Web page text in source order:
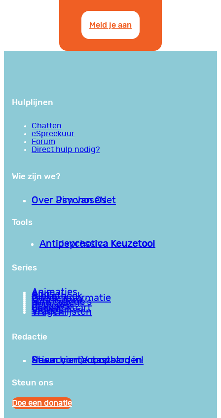
Meld je aan
Hulplijnen
Chatten
eSpreekuur
Forum
Direct hulp nodig?
Wie zijn we?
Over PsychoseNet
Over Jim van Os
Tools
Antipsychotica Keuzetool
Antidepressiva Keuzetool
Series
Animaties
Apps
Bibliotheek
Goede informatie
Kennisbank
Mini college’s
Podcasts
Reviews
Sociale Kaart
Video’s
Vragenlijsten
Redactie
Privacy en Voorwaarden
Stuur hier je gastblog in!
Neem contact op
Steun ons
Doe een donatie